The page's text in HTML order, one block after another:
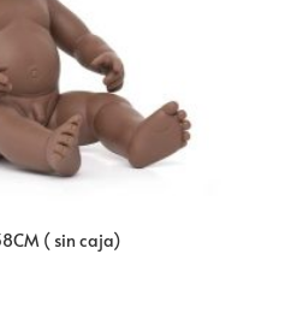
( sin caja)